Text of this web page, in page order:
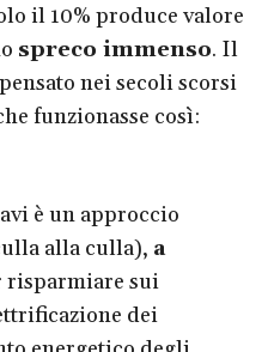
il 10% produce valore
spreco immenso. Il
nei secoli scorsi
funzionasse così:
è un approccio
alla culla), a
risparmiare sui
dei